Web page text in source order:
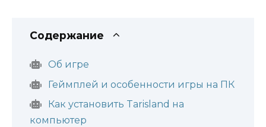
Содержание
Об игре
Геймплей и особенности игры на ПК
Как установить Tarisland на
компьютер